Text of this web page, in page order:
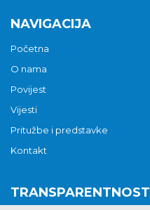
NAVIGACIJA
Početna
O nama
Povijest
Vijesti
Pritužbe i predstavke
Kontakt
TRANSPARENTNOST